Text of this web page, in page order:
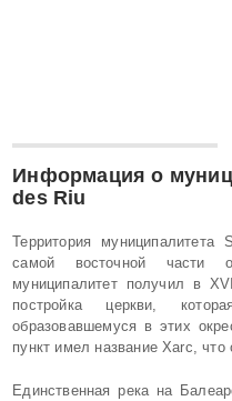
Информация о
des Riu
Территория
самой восточной части
муниципалитет получил в
постройка церкви,
образовавшемуся в этих
пункт имел название Xarc, что
Единственная река на